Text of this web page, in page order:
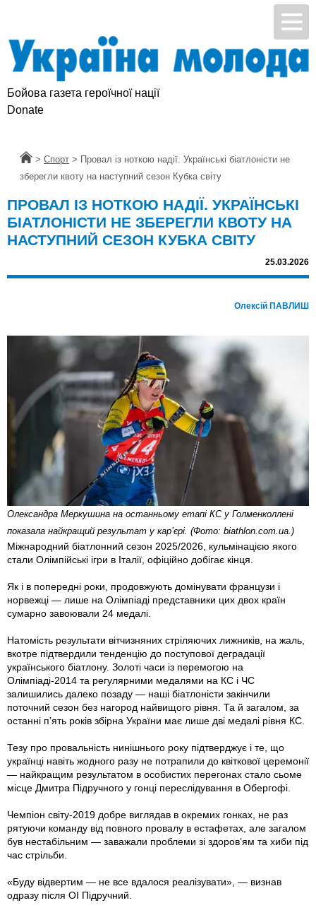
Бойова газета героїчної нації
Donate
Головна
> Спорт > Провал із ноткою надії. Українські біатлоністи не
зберегли квоту на наступний сезон Кубка світу
ПРОВАЛ ІЗ НОТКОЮ НАДІЇ. УКРАЇНСЬКІ
БІАТЛОНІСТИ НЕ ЗБЕРЕГЛИ КВОТУ НА
НАСТУПНИЙ СЕЗОН КУБКА СВІТУ
25.03.2026
Олексій ПАВЛИШ
Олександра Меркушина на останньому етапі КС у Голменколлені
показала найкращий результат у кар’єрі. (Фото: biathlon.com.ua.)
Міжнародний біатлонний сезон 2025/2026, кульмінацією якого
стали Олімпійські ігри в Італії, офіційно добігає кінця.
Як і в попередні роки, продовжують домінувати французи і
норвежці — лише на Олімпіаді представники цих двох країн
сумарно завоювали 24 медалі.
Натомість результати вітчизняних стріляючих лижників, на жаль,
вкотре підтвердили тенденцію до поступової деградації
українського біатлону. Золоті часи із перемогою на
Олімпіаді-2014 та регулярними медалями на КС і ЧС
залишились далеко позаду — наші біатлоністи закінчили
поточний сезон без нагород найвищого рівня. Та й загалом, за
останні п’ять років збірна України має лише дві медалі рівня КС.
Тезу про провальність нинішнього року підтверджує і те, що
українці навіть жодного разу не потрапили до квіткової церемонії
— найкращим результатом в особистих перегонах стало сьоме
місце Дмитра Підручного у гонці переслідування в Обергофі.
Чемпіон світу-2019 добре виглядав в окремих гонках, не раз
рятуючи команду від повного провалу в естафетах, але загалом
був нестабільним — заважали проблеми зі здоров’ям та хиби під
час стрільби.
«Буду відвертим — не все вдалося реалізувати», — визнав
одразу після ОІ Підручний.